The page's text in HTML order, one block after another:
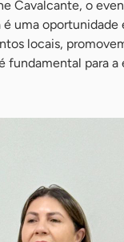
Cavalcante, o
uma
locais,
para